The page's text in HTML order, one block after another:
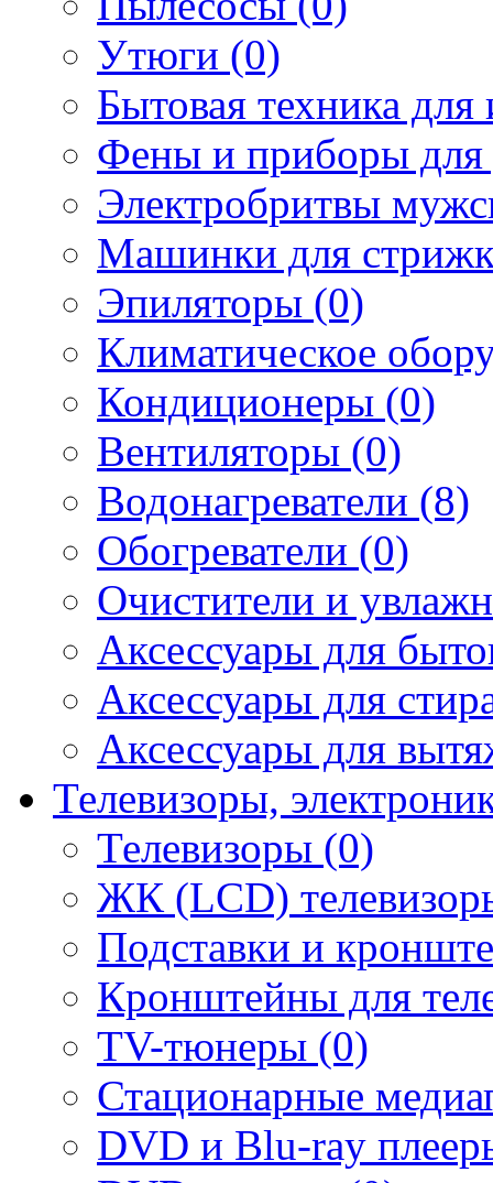
Утюги (0)
Бытовая техника
Фены и приборы для
Электробритвы
Машинки для
Эпиляторы (0)
Климатическое
Кондиционеры (0)
Вентиляторы (0)
Водонагреватели (8)
Обогреватели (0)
Очистители и
Аксессуары для
Аксессуары для
Аксессуары для
Телевизоры,
Телевизоры (0)
ЖК (LCD)
Подставки и
Кронштейны для
TV-тюнеры (0)
Стационарные
DVD и Blu-ray